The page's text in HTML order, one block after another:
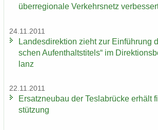
über­re­gio­na­le Ver­kehrs­netz
24.11.2011
Lan­des­di­rek­ti­on zieht zur Ein­füh­rung
schen Auf­ent­halts­ti­tels“ im
lanz
22.11.2011
Er­satz­neu­bau der Tes­la­b­rü­cke er­hält
stüt­zung